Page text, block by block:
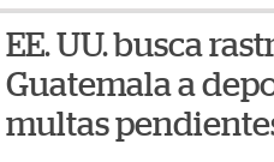
EE. UU. busca
Guatemala a
multas